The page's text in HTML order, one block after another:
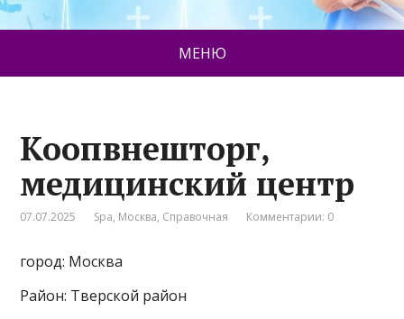
МЕНЮ
Коопвнешторг,
медицинский центр
07.07.2025 Spa, Москва, Справочная Комментарии: 0
город: Москва
Район: Тверской район